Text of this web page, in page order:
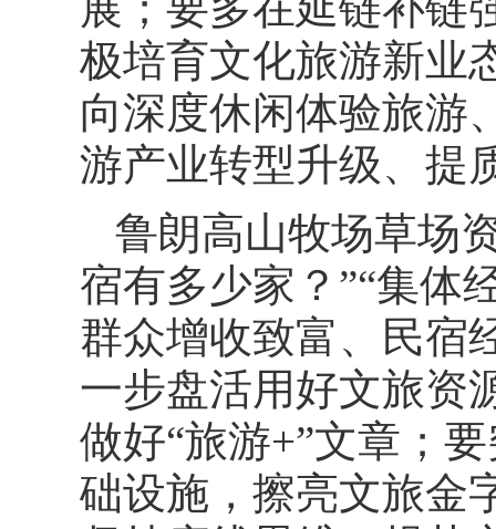
极培育文化旅游新业
向深度休闲体验旅游
游产业转型升级、提
鲁朗高山牧场草场
宿有多少家？”“集体
群众增收致富、民宿
一步盘活用好文旅资
做好“旅游+”文章；
础设施，擦亮文旅金